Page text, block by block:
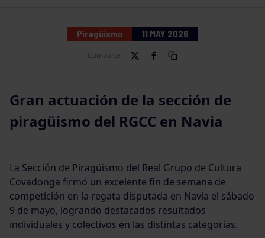
Piragüismo 11 MAY 2026
Comparte
Gran actuación de la sección de
piragüismo del RGCC en Navia
La Sección de Piragüismo del Real Grupo de Cultura
Covadonga firmó un excelente fin de semana de
competición en la regata disputada en Navia el sábado
9 de mayo, logrando destacados resultados
individuales y colectivos en las distintas categorías.